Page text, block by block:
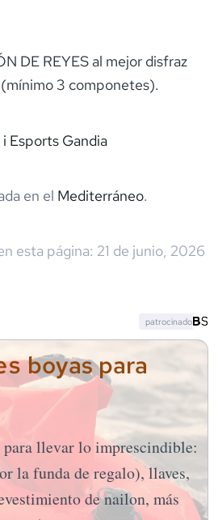
DE REYES al mejor disfraz
3 componetes).
Esports Gandia
en el Mediterráneo.
esta página: 21 de junio, 2026
boyas para
llevar lo imprescindible:
la funda de regalo), llaves,
de nailon, más
patrocinado